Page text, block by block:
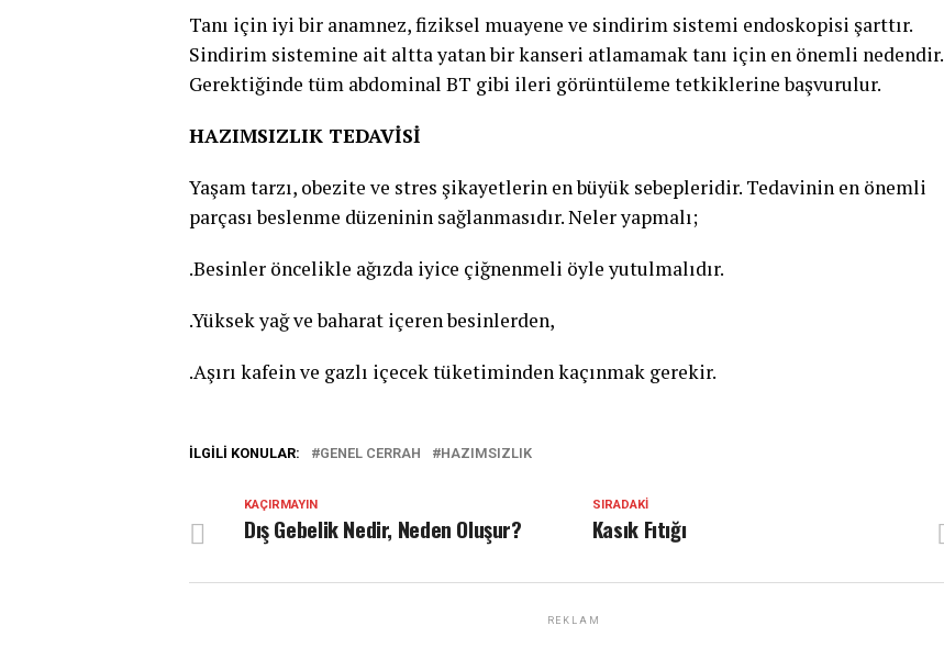
Tanı için iyi bir anamnez, fiziksel muayene ve sindirim sistemi endoskopisi şarttır.
Sindirim sistemine ait altta yatan bir kanseri atlamamak tanı için en önemli nedendir.
Gerektiğinde tüm abdominal BT gibi ileri görüntüleme tetkiklerine başvurulur.
HAZIMSIZLIK TEDAVİSİ
Yaşam tarzı, obezite ve stres şikayetlerin en büyük sebepleridir. Tedavinin en önemli
parçası beslenme düzeninin sağlanmasıdır. Neler yapmalı;
.Besinler öncelikle ağızda iyice çiğnenmeli öyle yutulmalıdır.
.Yüksek yağ ve baharat içeren besinlerden,
.Aşırı kafein ve gazlı içecek tüketiminden kaçınmak gerekir.
İLGILI KONULAR: GENEL CERRAH HAZIMSIZLIK
SIRADAKI
Kasık Fıtığı
KAÇIRMAYIN
Dış Gebelik Nedir, Neden Oluşur?
REKLAM